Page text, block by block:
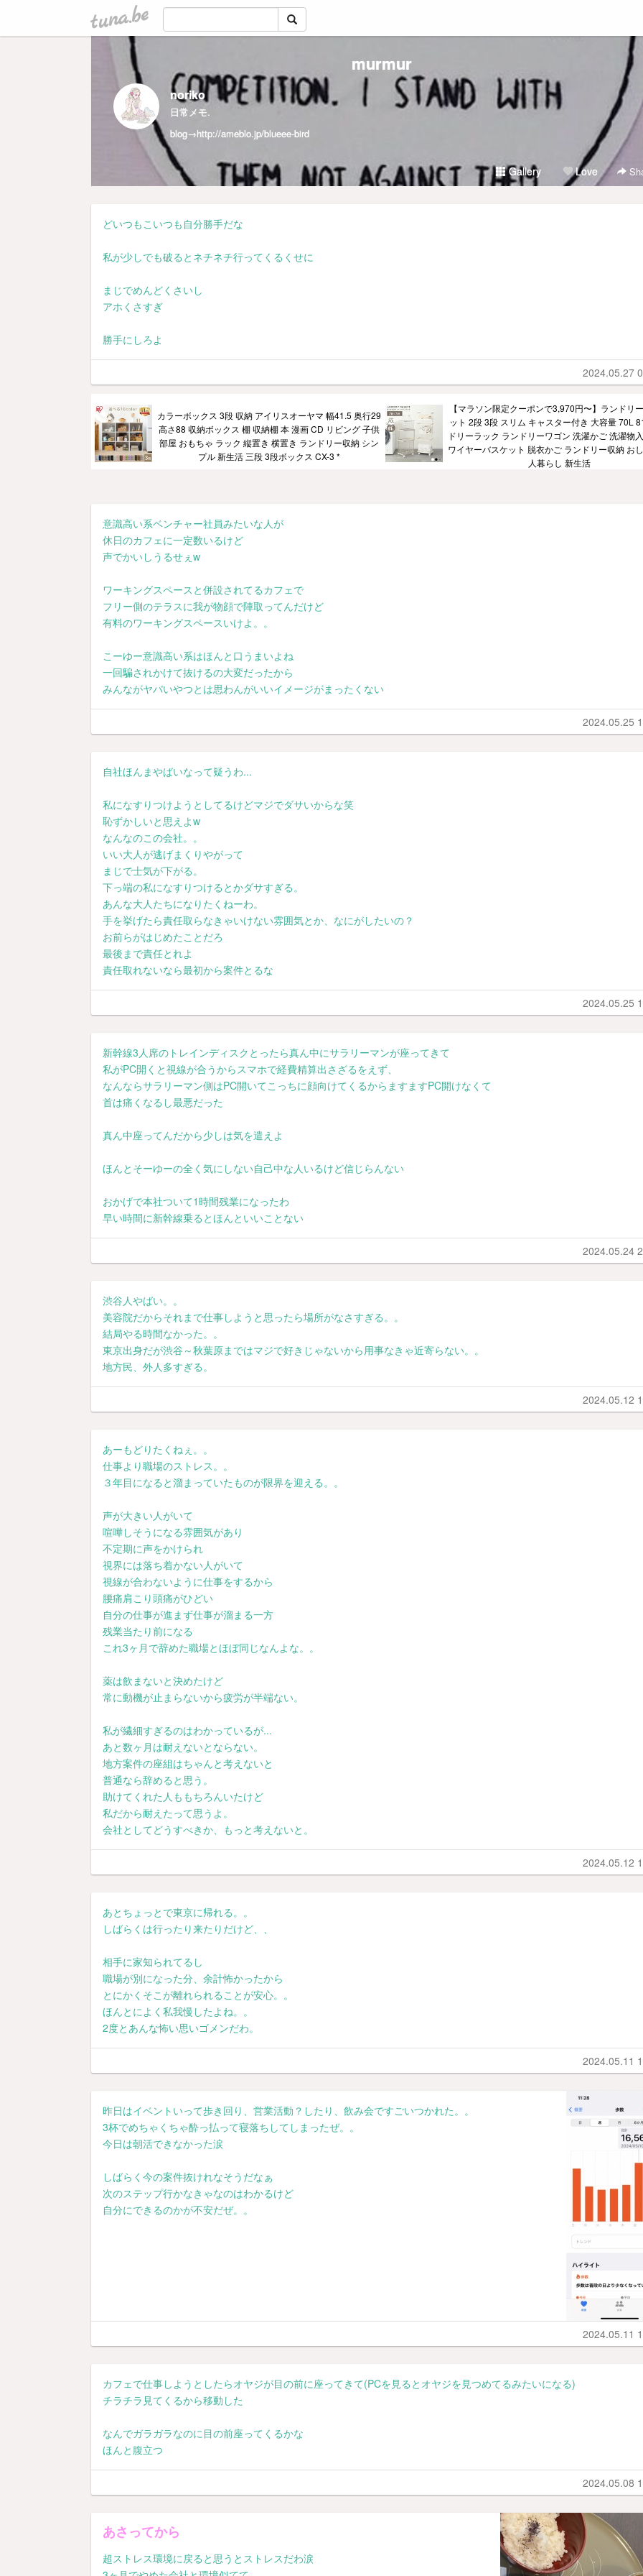
tuna.be
murmur
noriko
日常メモ.
blog→http://ameblo.jp/blueee-bird
Gallery Love
どいつもこいつも自分勝手だな
私が少しでも破るとネチネチ行ってくるくせに
まじでめんどくさいし
アホくさすぎ
勝手にしろよ
2024.05.27
カラーボックス 3段 収納 アイリスオーヤマ 幅41.5 奥行29
高さ88 収納ボックス 棚 収納棚 本 漫画 CD リビング 子供
部屋 おもちゃ ラック 縦置き 横置き ランドリー収納 シン
プル 新生活 三段 3段ボックス CX-3 *
【マラソン限定クーポンで3,970円〜】ランドリ
ット 2段 3段 スリム キャスター付き 大容量 70L
ドリーラック ランドリーワゴン 洗濯かご 洗濯物
ワイヤーバスケット 脱衣かご ランドリー収納 お
人暮らし 新生活
意識高い系ベンチャー社員みたいな人が
休日のカフェに一定数いるけど
声でかいしうるせぇw
ワーキングスペースと併設されてるカフェで
フリー側のテラスに我が物顔で陣取ってんだけど
有料のワーキングスペースいけよ。。
こーゆー意識高い系はほんと口うまいよね
一回騙されかけて抜けるの大変だったから
みんながヤバいやつとは思わんがいいイメージがまったくない
2024.05.25
自社ほんまやばいなって疑うわ...
私になすりつけようとしてるけどマジでダサいからな笑
恥ずかしいと思えよw
なんなのこの会社。。
いい大人が逃げまくりやがって
まじで士気が下がる。
下っ端の私になすりつけるとかダサすぎる。
あんな大人たちになりたくねーわ。
手を挙げたら責任取らなきゃいけない雰囲気とか、なにがしたいの？
お前らがはじめたことだろ
最後まで責任とれよ
責任取れないなら最初から案件とるな
2024.05.25
新幹線3人席のトレインディスクとったら真ん中にサラリーマンが座ってきて
私がPC開くと視線が合うからスマホで経費精算出さざるをえず、
なんならサラリーマン側はPC開いてこっちに顔向けてくるからますますPC開けなくて
首は痛くなるし最悪だった
真ん中座ってんだから少しは気を遣えよ
ほんとそーゆーの全く気にしない自己中な人いるけど信じらんない
おかげで本社ついて1時間残業になったわ
早い時間に新幹線乗るとほんといいことない
2024.05.24
渋谷人やばい。。
美容院だからそれまで仕事しようと思ったら場所がなさすぎる。。
結局やる時間なかった。。
東京出身だが渋谷～秋葉原まではマジで好きじゃないから用事なきゃ近寄らない。。
地方民、外人多すぎる。
2024.05.12
あーもどりたくねぇ。。
仕事より職場のストレス。。
３年目になると溜まっていたものが限界を迎える。。
声が大きい人がいて
喧嘩しそうになる雰囲気があり
不定期に声をかけられ
視界には落ち着かない人がいて
視線が合わないように仕事をするから
腰痛肩こり頭痛がひどい
自分の仕事が進まず仕事が溜まる一方
残業当たり前になる
これ3ヶ月で辞めた職場とほぼ同じなんよな。。
薬は飲まないと決めたけど
常に動機が止まらないから疲労が半端ない。
私が繊細すぎるのはわかっているが...
あと数ヶ月は耐えないとならない。
地方案件の座組はちゃんと考えないと
普通なら辞めると思う。
助けてくれた人ももちろんいたけど
私だから耐えたって思うよ。
会社としてどうすべきか、もっと考えないと。
2024.05.12
あとちょっとで東京に帰れる。。
しばらくは行ったり来たりだけど、、
相手に家知られてるし
職場が別になった分、余計怖かったから
とにかくそこが離れられることが安心。。
ほんとによく私我慢したよね。。
2度とあんな怖い思いゴメンだわ。
2024.05.11
昨日はイベントいって歩き回り、営業活動？したり、飲み会ですごいつかれた。。
3杯でめちゃくちゃ酔っ払って寝落ちしてしまったぜ。。
今日は朝活できなかった涙
しばらく今の案件抜けれなそうだなぁ
次のステップ行かなきゃなのはわかるけど
自分にできるのかが不安だぜ。。
2024.05.11
カフェで仕事しようとしたらオヤジが目の前に座ってきて(PCを見るとオヤジを見つめてるみたいになる)
チラチラ見てくるから移動した
なんでガラガラなのに目の前座ってくるかな
ほんと腹立つ
2024.05.08
あさってから
超ストレス環境に戻ると思うとストレスだわ涙